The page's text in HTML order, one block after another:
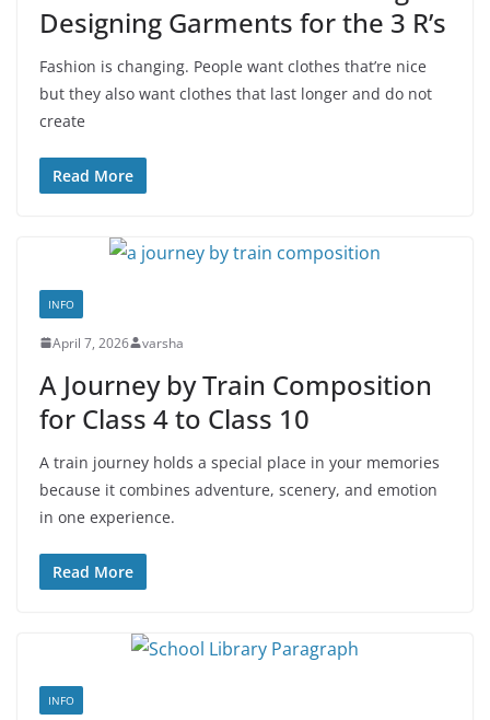
Designing Garments for the 3 R’s
Fashion is changing. People want clothes that’re nice
but they also want clothes that last longer and do not
create
Read More
INFO
April 7, 2026 varsha
A Journey by Train Composition
for Class 4 to Class 10
A train journey holds a special place in your memories
because it combines adventure, scenery, and emotion
in one experience.
Read More
INFO